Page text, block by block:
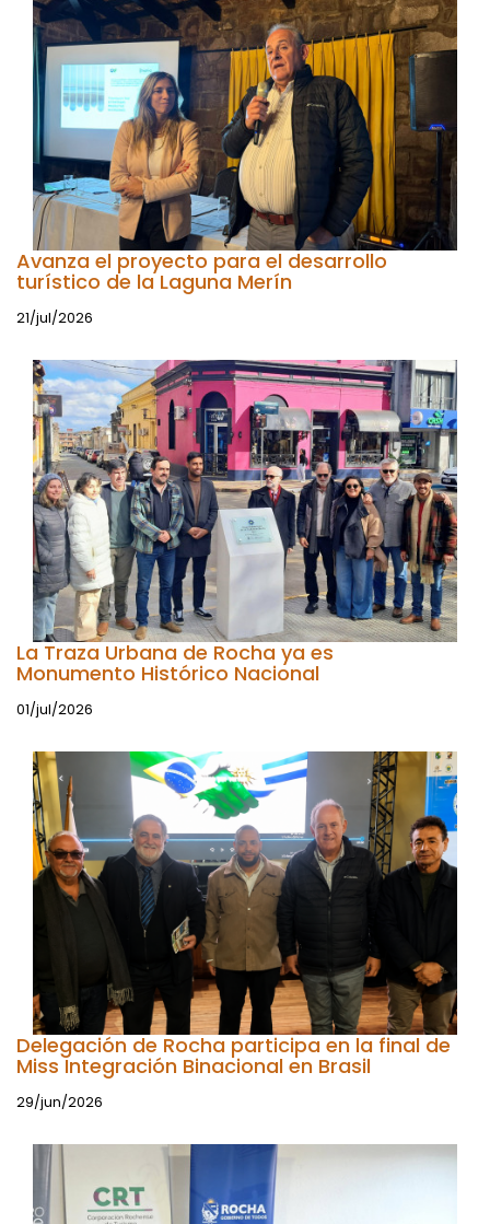
Avanza el proyecto para el desarrollo
turístico de la Laguna Merín
21/jul/2026
La Traza Urbana de Rocha ya es
Monumento Histórico Nacional
01/jul/2026
Delegación de Rocha participa en la final de
Miss Integración Binacional en Brasil
29/jun/2026